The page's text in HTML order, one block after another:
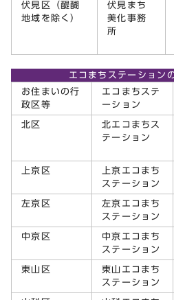
伏見区（醍醐
地域を除く）
伏見まち
美化事務
所
エコまちステーション
お住まいの行
政区等
エコまちステ
ーション
北区
北エコまちス
テーション
上京区
上京エコまち
ステーション
左京区
左京エコまち
ステーション
中京区
中京エコまち
ステーション
東山区
東山エコまち
ステーション